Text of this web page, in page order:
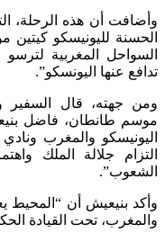
وأضافت أن هذه الرحلة،
الحسنة لليونيسكو كيتين
السواحل المغربية
تدافع عنها اليونسكو”.
ومن جهته، قال السفير
موسم طانطان، فاضل
اليونيسكو والمغرب
التزام جلالة الملك
الشعوب”.
وأكد بنيعيش أن “المحيط
والمغرب، تحت القيادة